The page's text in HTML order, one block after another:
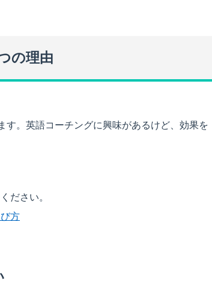
の理由
す。英語コーチングに興味があるけど、効果を
ださい。
方